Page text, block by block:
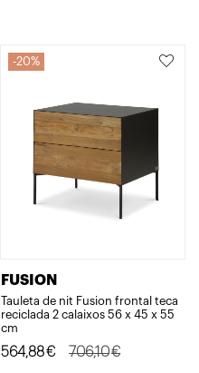
20%
FUSION
Tauleta de nit Fusion frontal teca
reciclada 2 calaixos 56 x 45 x 55
cm
706,10€
El
564,88€
El